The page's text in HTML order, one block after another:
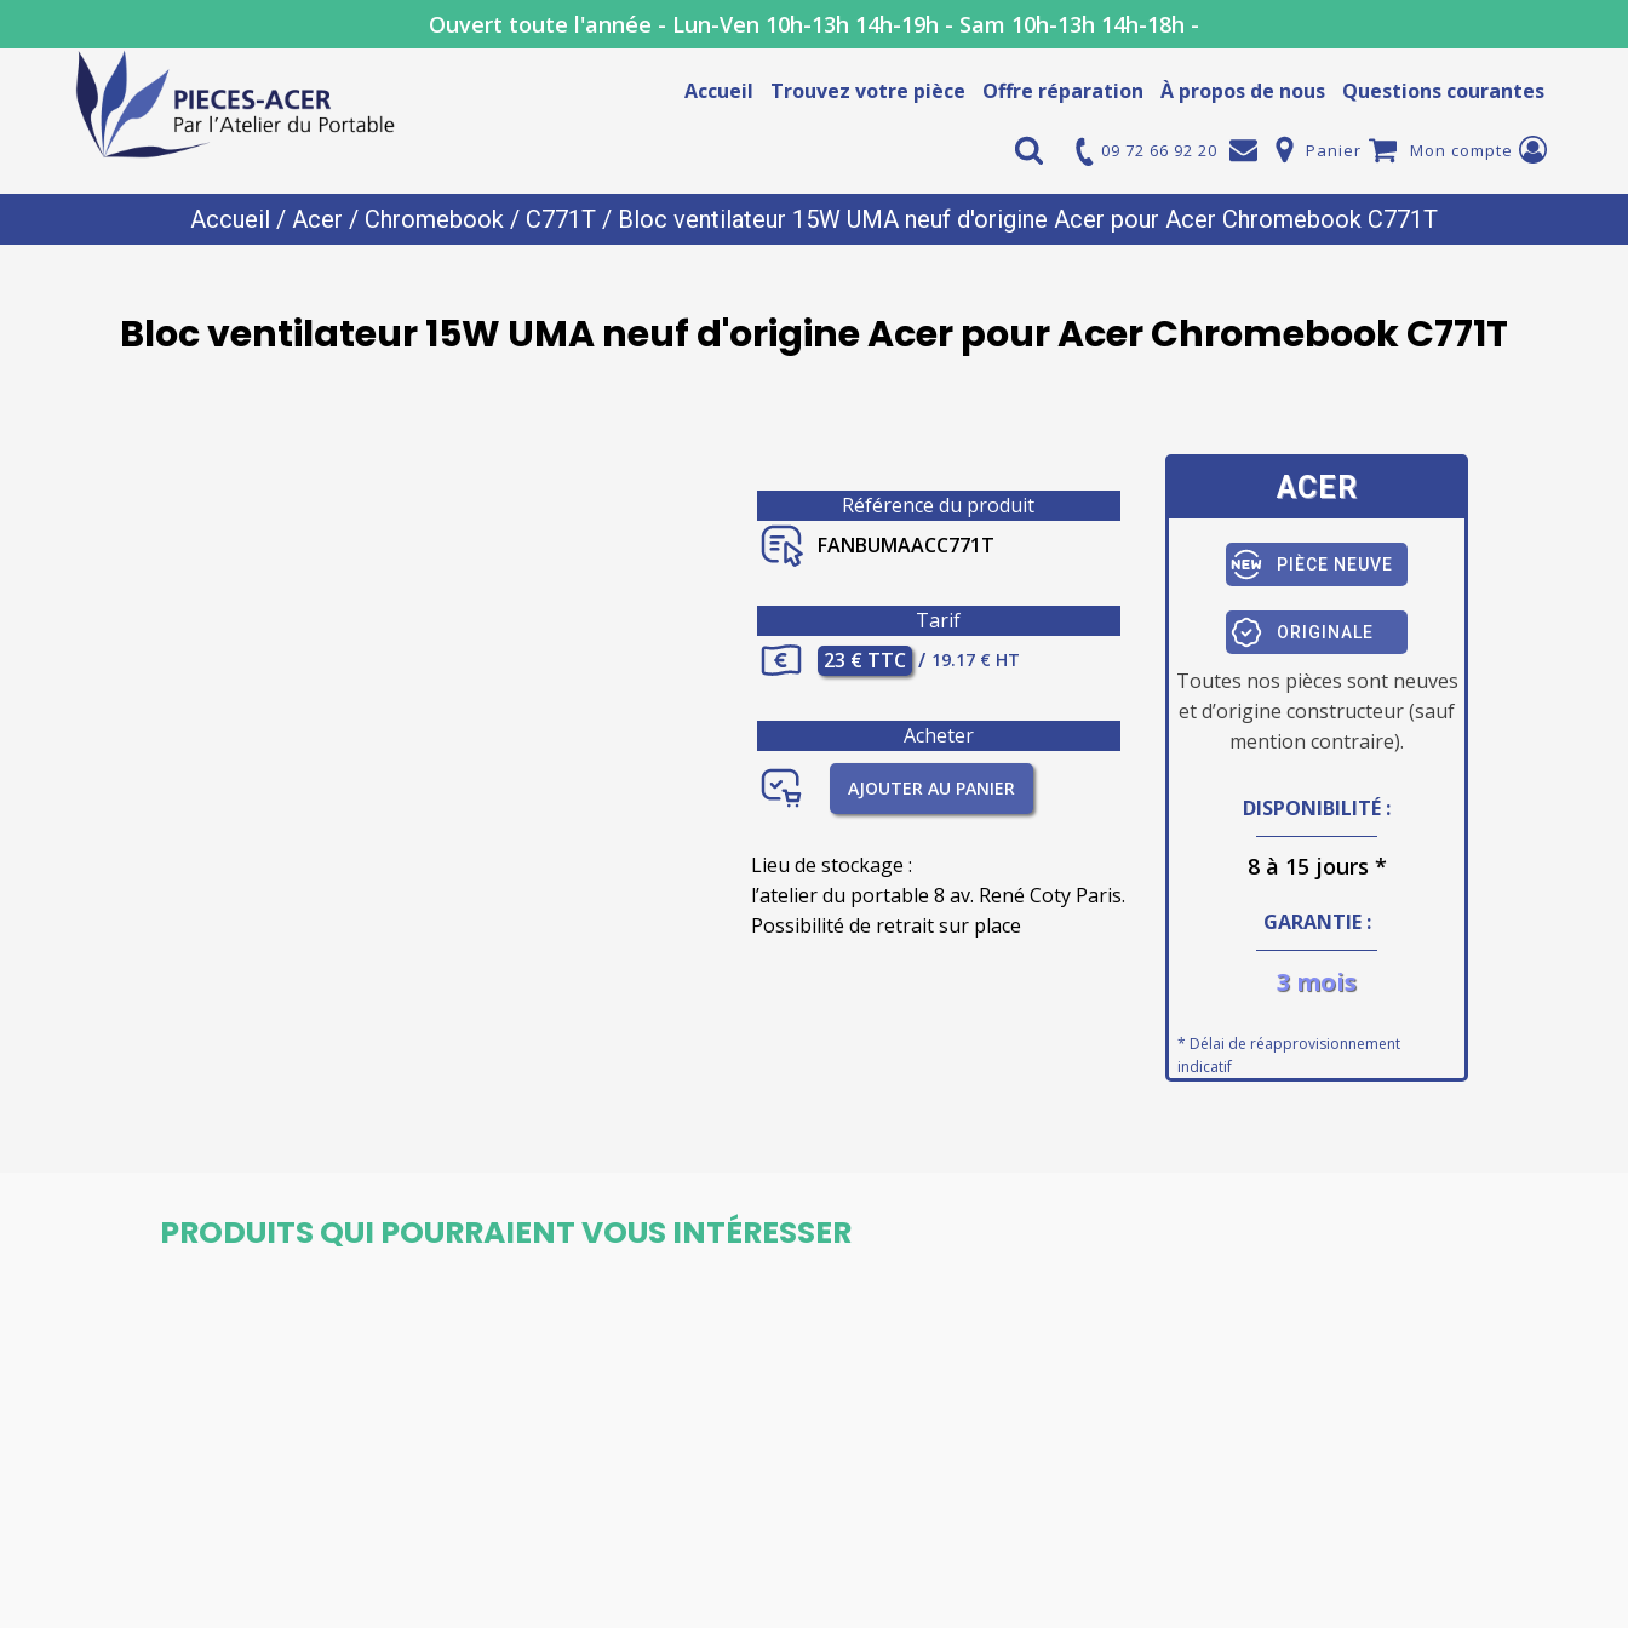
Ouvert toute l'année - Lun-Ven 10h-13h 14h-19h - Sam 10h-13h 14h-18h -
Accueil Trouvez votre pièce Offre réparation À propos de nous Questions courantes
09 72 66 92 20 Panier Mon compte
Accueil / Acer / Chromebook / C771T / Bloc ventilateur 15W UMA neuf d'origine Acer pour Acer Chromebook C771T
Bloc ventilateur 15W UMA neuf d'origine Acer pour Acer Chromebook C771T
Référence du produit
FANBUMAACC771T
Tarif
23 € TTC / 19.17 € HT
Acheter
AJOUTER AU PANIER
Lieu de stockage :
l’atelier du portable 8 av. René Coty Paris.
Possibilité de retrait sur place
ACER
PIÈCE NEUVE
ORIGINALE
Toutes nos pièces sont neuves
et d’origine constructeur (sauf
mention contraire).
DISPONIBILITÉ :
8 à 15 jours *
GARANTIE :
3 mois
* Délai de réapprovisionnement
indicatif
PRODUITS QUI POURRAIENT VOUS INTÉRESSER